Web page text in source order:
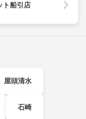
ト船引店
屋頭清水
石崎